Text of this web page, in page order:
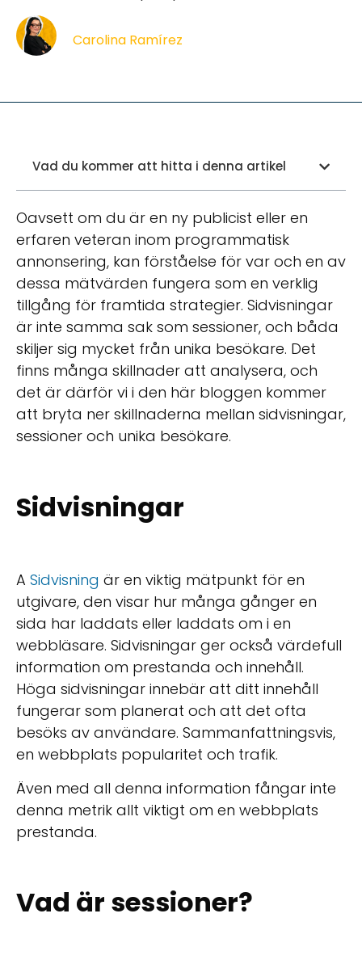
Carolina Ramírez
Vad du kommer att hitta i denna artikel
Oavsett om du är en ny publicist eller en
erfaren veteran inom programmatisk
annonsering, kan förståelse för var och en av
dessa mätvärden fungera som en verklig
tillgång för framtida strategier. Sidvisningar
är inte samma sak som sessioner, och båda
skiljer sig mycket från unika besökare. Det
finns många skillnader att analysera, och
det är därför vi i den här bloggen kommer
att bryta ner skillnaderna mellan sidvisningar,
sessioner och unika besökare.
Sidvisningar
A Sidvisning är en viktig mätpunkt för en
utgivare, den visar hur många gånger en
sida har laddats eller laddats om i en
webbläsare. Sidvisningar ger också värdefull
information om prestanda och innehåll.
Höga sidvisningar innebär att ditt innehåll
fungerar som planerat och att det ofta
besöks av användare. Sammanfattningsvis,
en webbplats popularitet och trafik.
Även med all denna information fångar inte
denna metrik allt viktigt om en webbplats
prestanda.
Vad är sessioner?